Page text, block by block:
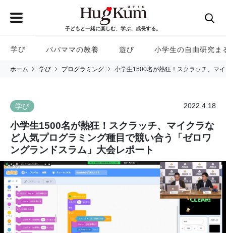
子どもと一緒に楽しむ、学ぶ、成長する。
学び パパママの教養 遊び 小学生の自由研究ま
ホーム 学び プログラミング 小学生1500名が熱狂！スクラッチ、マ
学び 2022.4.18
小学生1500名が熱狂！スクラッチ、マイクラな
ど人気プログラミング種目で競い合う「ゼロワ
ングランドスラム」大会レポート